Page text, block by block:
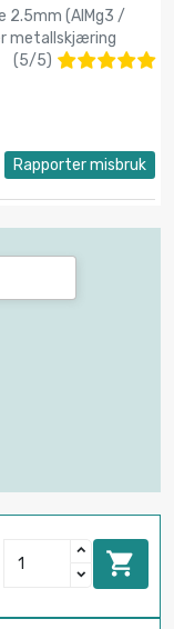
2.5mm (AlMg3 /
metallskjæring
(5/5)
Rapporter misbruk
